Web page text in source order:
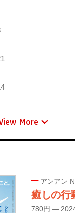
More
アンアン
癒しの行
780円 —